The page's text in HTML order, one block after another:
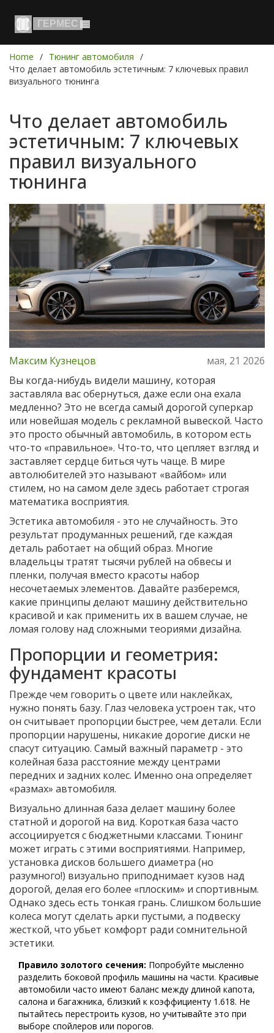
Home
Тюнинг автомобиля
Что делает автомобиль эстетичным: 7 ключевых правил
визуального тюнинга
Что делает автомобиль
эстетичным: 7 ключевых
правил визуального
тюнинга
Максим Кузнецов
мая, 21 2026
Вы когда-нибудь видели машину, которая
заставляла вас обернуться, даже если она ехала
медленно? Это не всегда самый дорогой суперкар
или новейшая модель с рекламной вывеской. Часто
это просто обычный автомобиль, в котором есть
что-то «правильное». Что-то, что цепляет взгляд и
заставляет сердце биться чуть чаще. В мире
автолюбителей это называют «вайбом» или
стилем, но на самом деле здесь работает строгая
математика восприятия.
Эстетика автомобиля - это не случайность. Это
результат продуманных решений, где каждая
деталь работает на общий образ. Многие
владельцы тратят тысячи рублей на обвесы и
пленки, получая вместо красоты набор
несочетаемых элементов. Давайте разберемся,
какие принципы делают машину действительно
красивой и как применить их в вашем случае, не
ломая голову над сложными теориями дизайна.
Пропорции и геометрия:
фундамент красоты
Прежде чем говорить о цвете или наклейках,
нужно понять базу. Глаз человека устроен так, что
он считывает пропорции быстрее, чем детали. Если
пропорции нарушены, никакие дорогие диски не
спасут ситуацию. Самый важный параметр - это
колейная база расстояние между центрами
передних и задних колес. Именно она определяет
«размах» автомобиля.
Визуально длинная база делает машину более
статной и дорогой на вид. Короткая база часто
ассоциируется с бюджетными классами. Тюнинг
может играть с этими восприятиями. Например,
установка дисков большего диаметра (но
разумного!) визуально приподнимает кузов над
дорогой, делая его более «плоским» и спортивным.
Однако здесь есть тонкая грань. Слишком большие
колеса могут сделать арки пустыми, а подвеску
жесткой, что убьет комфорт ради сомнительной
эстетики.
Правило золотого сечения: Попробуйте мысленно
разделить боковой профиль машины на части. Красивые
автомобили часто имеют баланс между длиной капота,
салона и багажника, близкий к коэффициенту 1.618. Не
пытайтесь перестроить кузов, но учитывайте это при
выборе спойлеров или порогов.